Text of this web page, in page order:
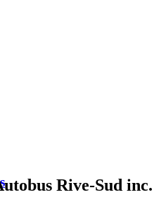
Rive-Sud inc.